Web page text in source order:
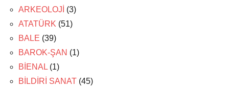
ARKEOLOJİ (3)
ATATÜRK (51)
BALE (39)
BAROK-ŞAN (1)
BİENAL (1)
BİLDİRİ SANAT (45)